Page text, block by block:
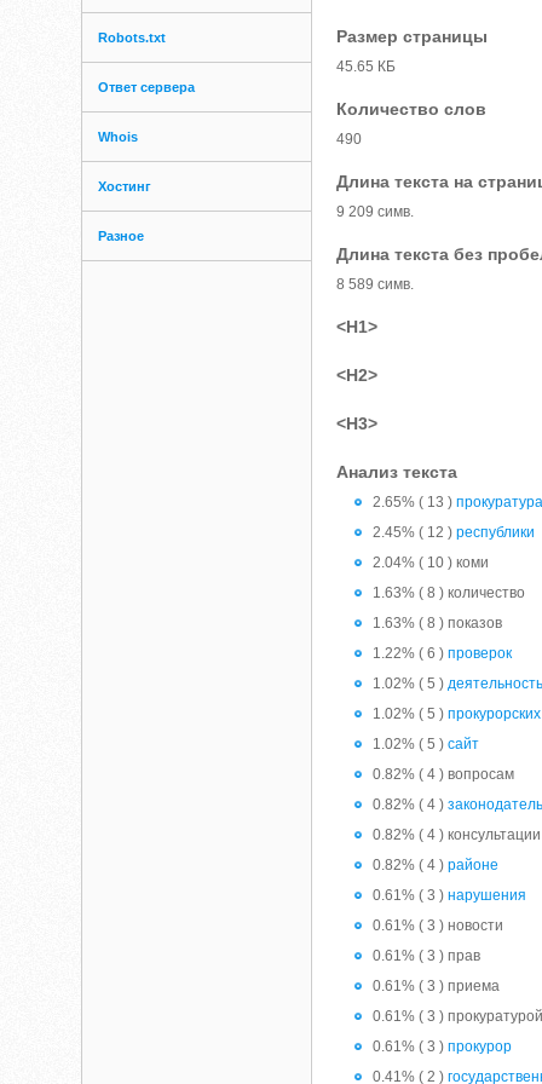
Robots.txt
Ответ сервера
Whois
Хостинг
Разное
Размер страницы
45.65 КБ
Количество слов
490
Длина текста на
9 209 симв.
Длина текста без
8 589 симв.
<H1>
<H2>
<H3>
Анализ текста
2.65% ( 13 )прокуратура
2.45% ( 12 )республики
2.04% ( 10 ) коми
1.63% ( 8 ) количество
1.63% ( 8 ) показов
1.22% ( 6 )проверок
1.02% ( 5 )деятельность
1.02% ( 5 )прокурорских
1.02% ( 5 )сайт
0.82% ( 4 ) вопросам
0.82% ( 4 )
0.82% ( 4 ) консультации
0.82% ( 4 )районе
0.61% ( 3 )нарушения
0.61% ( 3 ) новости
0.61% ( 3 ) прав
0.61% ( 3 ) приема
0.61% ( 3 ) прокуратурой
0.61% ( 3 )прокурор
0.41% ( 2 )